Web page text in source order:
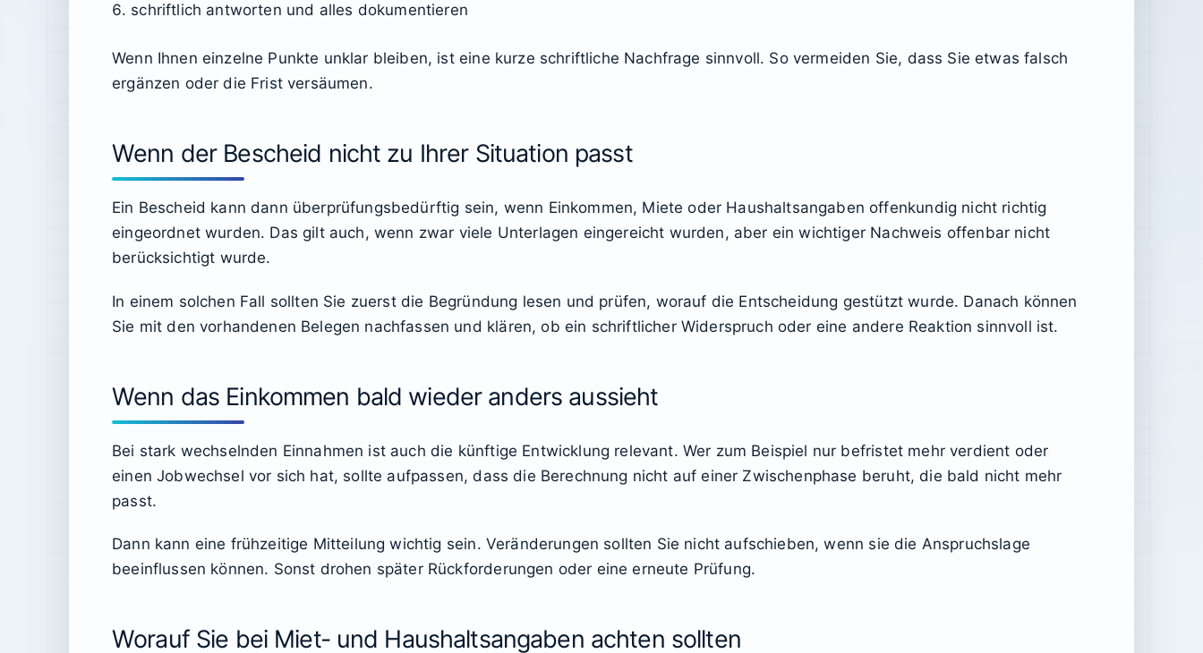
schriftlich antworten und alles dokumentieren
Wenn Ihnen einzelne Punkte unklar bleiben, ist eine kurze schriftliche Nachfrage sinnvoll. So vermeiden Sie, dass Sie etwas falsch
ergänzen oder die Frist versäumen.
Wenn der Bescheid nicht zu Ihrer Situation passt
Ein Bescheid kann dann überprüfungsbedürftig sein, wenn Einkommen, Miete oder Haushaltsangaben offenkundig nicht richtig
eingeordnet wurden. Das gilt auch, wenn zwar viele Unterlagen eingereicht wurden, aber ein wichtiger Nachweis offenbar nicht
berücksichtigt wurde.
In einem solchen Fall sollten Sie zuerst die Begründung lesen und prüfen, worauf die Entscheidung gestützt wurde. Danach können
Sie mit den vorhandenen Belegen nachfassen und klären, ob ein schriftlicher Widerspruch oder eine andere Reaktion sinnvoll ist.
Wenn das Einkommen bald wieder anders aussieht
Bei stark wechselnden Einnahmen ist auch die künftige Entwicklung relevant. Wer zum Beispiel nur befristet mehr verdient oder
einen Jobwechsel vor sich hat, sollte aufpassen, dass die Berechnung nicht auf einer Zwischenphase beruht, die bald nicht mehr
passt.
Dann kann eine frühzeitige Mitteilung wichtig sein. Veränderungen sollten Sie nicht aufschieben, wenn sie die Anspruchslage
beeinflussen können. Sonst drohen später Rückforderungen oder eine erneute Prüfung.
Worauf Sie bei Miet- und Haushaltsangaben achten sollten